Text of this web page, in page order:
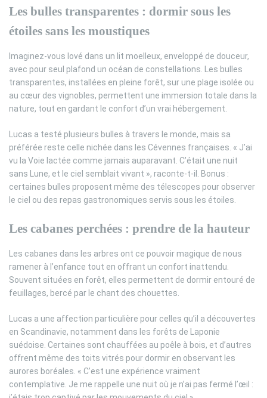
Les bulles transparentes : dormir sous les
étoiles sans les moustiques
Imaginez-vous lové dans un lit moelleux, enveloppé de douceur,
avec pour seul plafond un océan de constellations. Les bulles
transparentes, installées en pleine forêt, sur une plage isolée ou
au cœur des vignobles, permettent une immersion totale dans la
nature, tout en gardant le confort d’un vrai hébergement.
Lucas a testé plusieurs bulles à travers le monde, mais sa
préférée reste celle nichée dans les Cévennes françaises. « J’ai
vu la Voie lactée comme jamais auparavant. C’était une nuit
sans Lune, et le ciel semblait vivant », raconte-t-il. Bonus :
certaines bulles proposent même des télescopes pour observer
le ciel ou des repas gastronomiques servis sous les étoiles.
Les cabanes perchées : prendre de la hauteur
Les cabanes dans les arbres ont ce pouvoir magique de nous
ramener à l’enfance tout en offrant un confort inattendu.
Souvent situées en forêt, elles permettent de dormir entouré de
feuillages, bercé par le chant des chouettes.
Lucas a une affection particulière pour celles qu’il a découvertes
en Scandinavie, notamment dans les forêts de Laponie
suédoise. Certaines sont chauffées au poêle à bois, et d’autres
offrent même des toits vitrés pour dormir en observant les
aurores boréales. « C’est une expérience vraiment
contemplative. Je me rappelle une nuit où je n’ai pas fermé l’œil :